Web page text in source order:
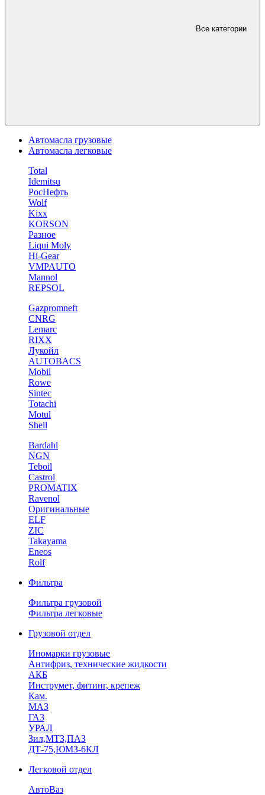
Все категории
Автомасла грузовые
Автомасла легковые
Total
Idemitsu
РосНефть
Wolf
Kixx
KORSON
Разное
Liqui Moly
Hi-Gear
VMPAUTO
Mannol
REPSOL
Gazpromneft
CNRG
Lemarc
RIXX
Лукойл
AUTOBACS
Mobil
Rowe
Sintec
Totachi
Motul
Shell
Bardahl
NGN
Teboil
Castrol
PROMATIX
Ravenol
Оригинальные
ELF
ZIC
Takayama
Eneos
Rolf
Фильтра
Фильтра грузовой
Фильтра легковые
Грузовой отдел
Иномарки грузовые
Антифриз, технические жидкости
АКБ
Инструмет, фитинг, крепеж
Кам.
МАЗ
ГА3
УРАЛ
Зил,МТЗ,ПАЗ
ДТ-75,ЮМЗ-6КЛ
Легковой отдел
АвтоВаз